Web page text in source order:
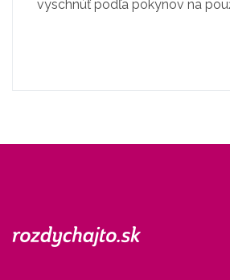
vyschnúť podľa pokynov na